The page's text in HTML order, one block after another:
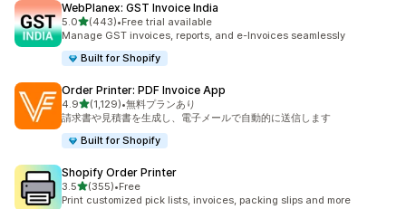
WebPlanex: GST Invoice India
5.05つ星中
(443)
合計レビュー数：443件
•Free trial available
Manage GST invoices, reports, and e-Invoices seamlessly
Built for Shopify
Order Printer: PDF Invoice App
4.95つ星中
(1,129)
合計レビュー数：1129件
•無料プランあり
請求書や見積書を生成し、電子メールで自動的に送信します
Built for Shopify
Shopify Order Printer
3.55つ星中
(355)
合計レビュー数：355件
•Free
Print customized pick lists, invoices, packing slips and more